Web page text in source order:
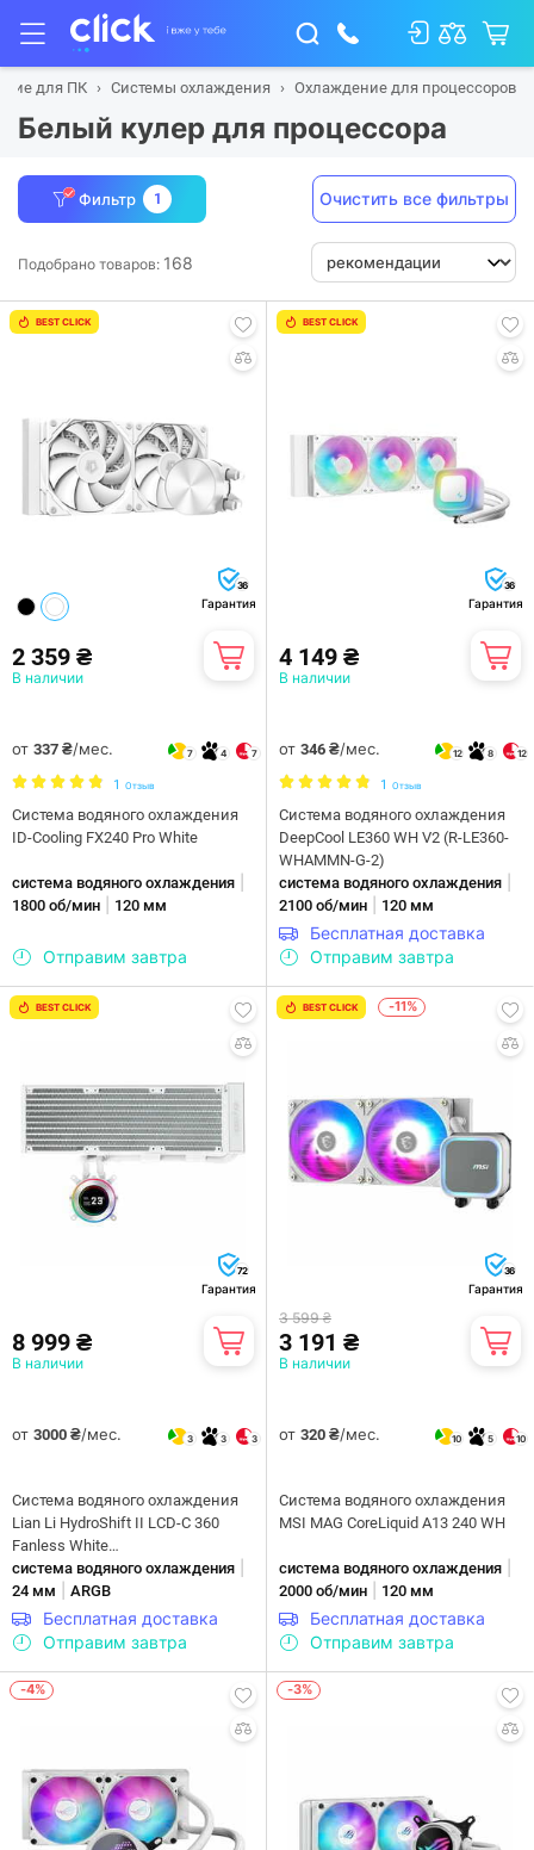
для ПК Системы охлаждения Охлаждение для процессоров
Белый кулер для процессора
Фильтр 1 Очистить все фильтры
Подобрано товаров: 168
BEST CLICK
36
Гарантия
2 359 ₴
В наличии
от 337 ₴/мес. 7 4 7
1 Отзыв
Система водяного охлаждения
ID-Cooling FX240 Pro White
система водяного охлаждения
1800 об/мин 120 мм
Отправим завтра
BEST CLICK
36
Гарантия
4 149 ₴
В наличии
от 346 ₴/мес. 12 8 12
1 Отзыв
Система водяного охлаждения
DeepCool LE360 WH V2 (R-LE360-
WHAMMN-G-2)
система водяного охлаждения
2100 об/мин 120 мм
Бесплатная доставка
Отправим завтра
BEST CLICK
72
Гарантия
8 999 ₴
В наличии
от 3000 ₴/мес. 3 3 3
Система водяного охлаждения
Lian Li HydroShift II LCD-C 360
Fanless White
(G89.GHS2LCD36W.00)
система водяного охлаждения
24 мм ARGB
Бесплатная доставка
Отправим завтра
BEST CLICK -11%
36
Гарантия
3 599 ₴
3 191 ₴
В наличии
от 320 ₴/мес. 10 5 10
Система водяного охлаждения
MSI MAG CoreLiquid A13 240 WH
система водяного охлаждения
2000 об/мин 120 мм
Бесплатная доставка
Отправим завтра
-4% -3%